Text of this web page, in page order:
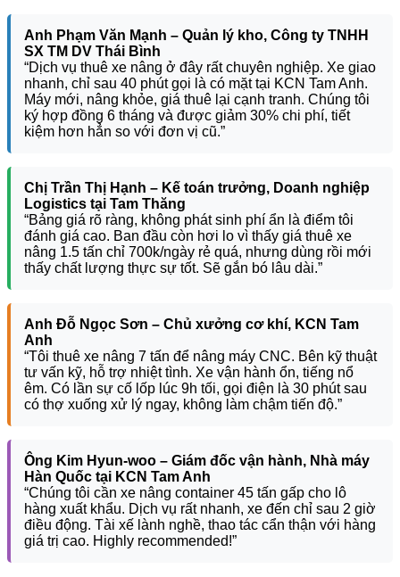
Anh Phạm Văn Mạnh – Quản lý kho, Công ty TNHH
SX TM DV Thái Bình
“Dịch vụ thuê xe nâng ở đây rất chuyên nghiệp. Xe giao
nhanh, chỉ sau 40 phút gọi là có mặt tại KCN Tam Anh.
Máy mới, nâng khỏe, giá thuê lại cạnh tranh. Chúng tôi
ký hợp đồng 6 tháng và được giảm 30% chi phí, tiết
kiệm hơn hẳn so với đơn vị cũ.”
Chị Trần Thị Hạnh – Kế toán trưởng, Doanh nghiệp
Logistics tại Tam Thăng
“Bảng giá rõ ràng, không phát sinh phí ẩn là điểm tôi
đánh giá cao. Ban đầu còn hơi lo vì thấy giá thuê xe
nâng 1.5 tấn chỉ 700k/ngày rẻ quá, nhưng dùng rồi mới
thấy chất lượng thực sự tốt. Sẽ gắn bó lâu dài.”
Anh Đỗ Ngọc Sơn – Chủ xưởng cơ khí, KCN Tam
Anh
“Tôi thuê xe nâng 7 tấn để nâng máy CNC. Bên kỹ thuật
tư vấn kỹ, hỗ trợ nhiệt tình. Xe vận hành ổn, tiếng nổ
êm. Có lần sự cố lốp lúc 9h tối, gọi điện là 30 phút sau
có thợ xuống xử lý ngay, không làm chậm tiến độ.”
Ông Kim Hyun-woo – Giám đốc vận hành, Nhà máy
Hàn Quốc tại KCN Tam Anh
“Chúng tôi cần xe nâng container 45 tấn gấp cho lô
hàng xuất khẩu. Dịch vụ rất nhanh, xe đến chỉ sau 2 giờ
điều động. Tài xế lành nghề, thao tác cẩn thận với hàng
giá trị cao. Highly recommended!”